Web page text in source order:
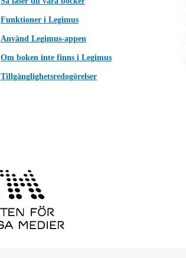
Funktioner i Legimus
Använd Legimus-appen
Om boken inte finns i Legimus
Tillgänglighetsredogörelser